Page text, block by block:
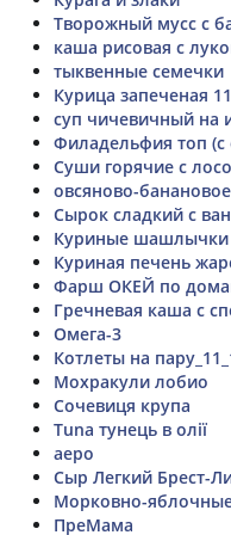
Творожный мусс с
каша рисовая с
тыквенные семечки
Курица запеченая
суп чичевичный
Филадельфия топ
Суши горячие с
овсяново-
Сырок сладкий с
Куриные шашлычки
Куриная печень
Фарш ОКЕЙ по
Гречневая каша с
Омега-3
Котлеты на
Мохракули лобио
Сочевиця крупа
Tuna тунець в олії
аеро
Сыр Легкий Брест-
Морковно-
ПреМама